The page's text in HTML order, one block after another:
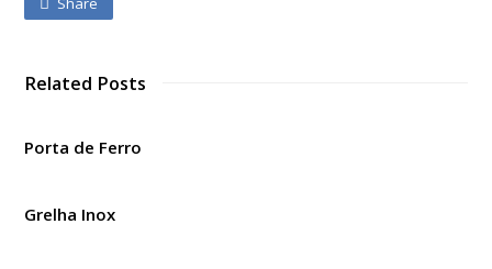
Related Posts
Porta de Ferro
Grelha Inox